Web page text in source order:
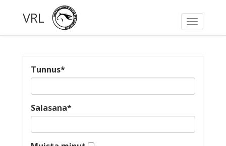
Toggle
VRL
Tunnus*
Salasana*